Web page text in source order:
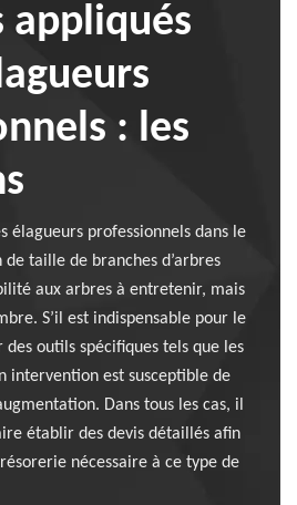
appliqués
: les
élagueurs professionnels dans le
taille de branches d’arbres
aux arbres à entretenir, mais
S’il est indispensable pour le
des outils spécifiques tels que les
intervention est susceptible de
Dans tous les cas, il
établir des devis détaillés afin
nécessaire à ce type de